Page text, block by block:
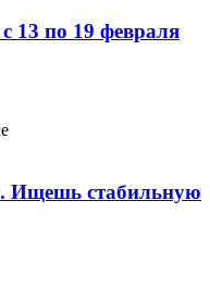
13 по 19 февраля
стабильную